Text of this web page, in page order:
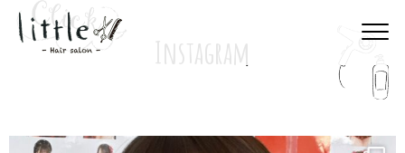
Instagram